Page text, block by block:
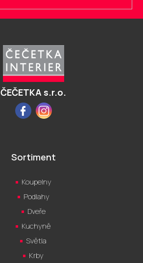
ČEČETKA s.r.o.
FacebookInstagram
Sortiment
Koupelny
Podlahy
Dveře
Kuchyně
Světla
Krby